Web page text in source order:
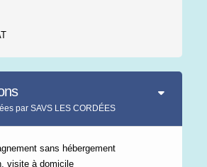
par SAVS LES CORDÉES
sans hébergement
visite à domicile